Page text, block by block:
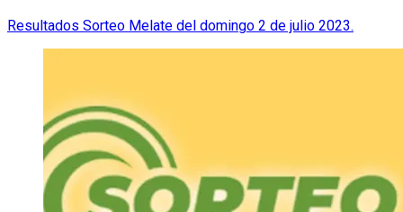
Resultados Sorteo Melate del domingo 2 de julio 2023.